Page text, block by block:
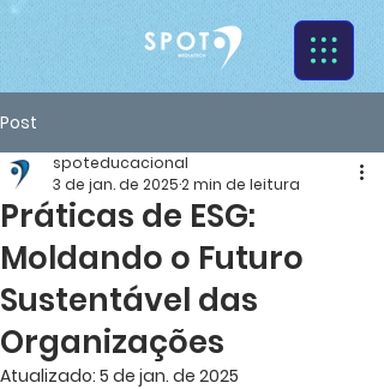
Post
Práticas de ESG:
Moldando o Futuro
Sustentável das
Organizações
spoteducacional
3 de jan. de 20252 min de leitura
Atualizado: 5 de jan. de 2025